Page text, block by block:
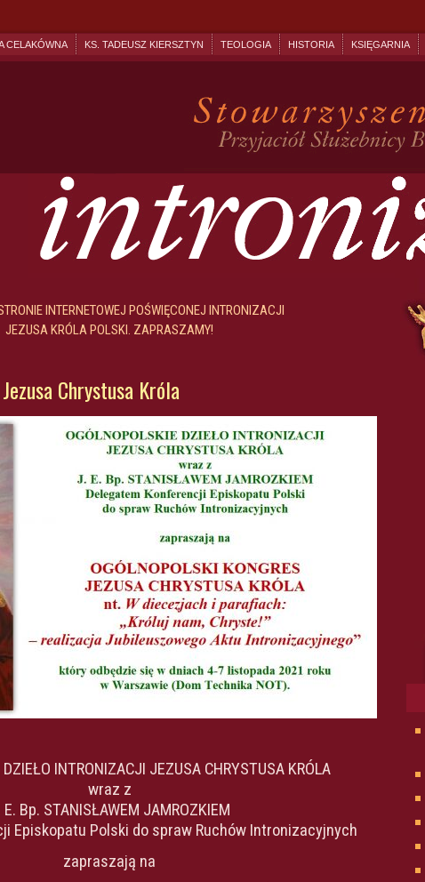
CELAKÓWNA KS. TADEUSZ KIERSZTYN TEOLOGIA HISTORIA KSIĘGARNIA
INTERNETOWEJ POŚWIĘCONEJ INTRONIZACJI
JEZUSA KRÓLA POLSKI. ZAPRASZAMY!
Chrystusa Króla
INTRONIZACJI JEZUSA CHRYSTUSA KRÓLA
wraz z
E. Bp. STANISŁAWEM JAMROZKIEM
Episkopatu Polski do spraw Ruchów Intronizacyjnych
zapraszają na